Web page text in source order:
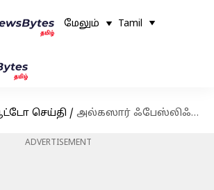
மேலும் Tamil
செய்தி / அல்கஸார் ஃபேஸ்லிஃப்ட் வெர்ஷனை உருவாக்கி வரும் ஹூண்டாய்
ADVERTISEMENT